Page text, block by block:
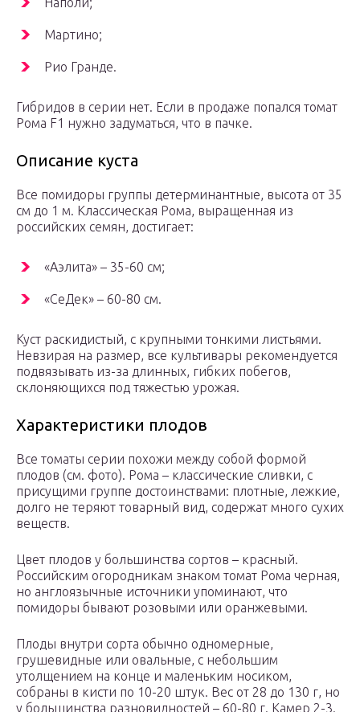
Мартино;
Рио Гранде.
Гибридов в серии нет. Если в продаже попался томат
Рома F1 нужно задуматься, что в пачке.
Описание куста
Все помидоры группы детерминантные, высота от 35
см до 1 м. Классическая Рома, выращенная из
российских семян, достигает:
«Аэлита» – 35-60 см;
«СеДек» – 60-80 см.
Куст раскидистый, с крупными тонкими листьями.
Невзирая на размер, все культивары рекомендуется
подвязывать из-за длинных, гибких побегов,
склоняющихся под тяжестью урожая.
Характеристики плодов
Все томаты серии похожи между собой формой
плодов (см. фото). Рома – классические сливки, с
присущими группе достоинствами: плотные, лежкие,
долго не теряют товарный вид, содержат много сухих
веществ.
Цвет плодов у большинства сортов – красный.
Российским огородникам знаком томат Рома черная,
но англоязычные источники упоминают, что
помидоры бывают розовыми или оранжевыми.
Плоды внутри сорта обычно одномерные,
грушевидные или овальные, с небольшим
утолщением на конце и маленьким носиком,
собраны в кисти по 10-20 штук. Вес от 28 до 130 г, но
у большинства разновидностей – 60-80 г. Камер 2-3.